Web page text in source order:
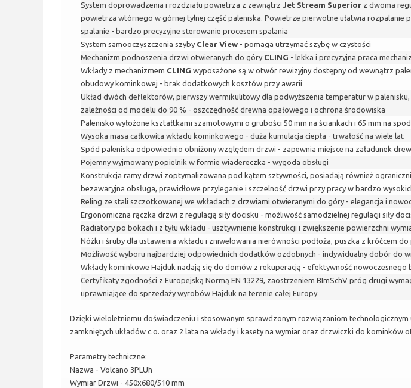
System doprowadzenia i rozdziału powietrza z zewnątrz Jet Stream Superior z dwoma
powietrza wtórnego w górnej tylnej część paleniska. Powietrze pierwotne ułatwia
spalanie - bardzo precyzyjne sterowanie procesem spalania
System samooczyszczenia szyby Clear View - pomaga utrzymać szybę w czystości
Mechanizm podnoszenia drzwi otwieranych do góry CLING - lekka i precyzyjna praca
Wkłady z mechanizmem CLING wyposażone są w otwór rewizyjny dostępny od wewnątrz
obudowy kominkowej - brak dodatkowych kosztów przy awarii
Układ dwóch deflektorów, pierwszy wermikulitowy dla podwyższenia temperatur w
zależności od modelu do 90 % - oszczędność drewna opałowego i ochrona środowiska
Palenisko wyłożone kształtkami szamotowymi o grubości 50 mm na ściankach i 65 mm na
Wysoka masa całkowita wkładu kominkowego - duża kumulacja ciepła - trwałość na wiele lat
Spód paleniska odpowiednio obniżony względem drzwi - zapewnia miejsce na załadunek
Pojemny wyjmowany popielnik w formie wiadereczka - wygoda obsługi
Konstrukcja ramy drzwi zoptymalizowana pod kątem sztywności, posiadają również
bezawaryjna obsługa, prawidłowe przyleganie i szczelność drzwi przy pracy w bardzo
Reling ze stali szczotkowanej we wkładach z drzwiami otwieranymi do góry - elegancja i
Ergonomiczna rączka drzwi z regulacją siły docisku - możliwość samodzielnej regulacji siły
Radiatory po bokach i z tyłu wkładu - usztywnienie konstrukcji i zwiększenie powierzchni
Nóżki i śruby dla ustawienia wkładu i zniwelowania nierówności podłoża, puszka z króćcem
Możliwość wyboru najbardziej odpowiednich dodatków ozdobnych - indywidualny dobór do
Wkłady kominkowe Hajduk nadają się do domów z rekuperacją - efektywność nowoczesnego
Certyfikaty zgodności z Europejską Normą EN 13229, zaostrzeniem BImSchV próg drugi
uprawniające do sprzedaży wyrobów Hajduk na terenie całej Europy
Dzięki wieloletniemu doświadczeniu i stosowanym sprawdzonym rozwiązaniom
zamkniętych układów c.o. oraz 2 lata na wkłady i kasety na wymiar oraz drzwiczki do kominków
Parametry techniczne:
Nazwa - Volcano 3PLUh
Wymiar Drzwi - 450x680/510 mm